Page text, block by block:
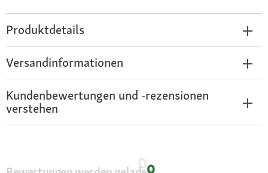
Produktdetails
Versandinformationen
Kundenbewertungen und -rezensionen
verstehen